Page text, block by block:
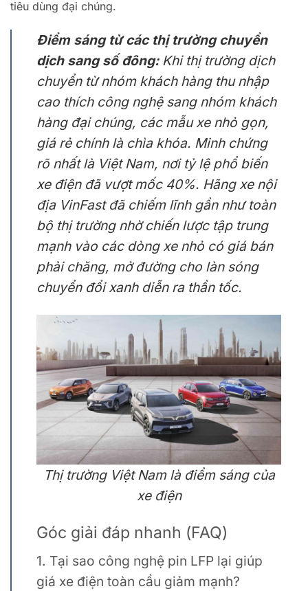
tiêu dùng đại chúng.
Điểm sáng từ các thị trường chuyển
dịch sang số đông:Khi thị trường dịch
chuyển từ nhóm khách hàng thu nhập
cao thích công nghệ sang nhóm khách
hàng đại chúng, các mẫu xe nhỏ gọn,
giá rẻ chính là chìa khóa. Minh chứng
rõ nhất là Việt Nam, nơi tỷ lệ phổ biến
xe điện đã vượt mốc 40%. Hãng xe nội
địa VinFast đã chiếm lĩnh gần như toàn
bộ thị trường nhờ chiến lược tập trung
mạnh vào các dòng xe nhỏ có giá bán
phải chăng, mở đường cho làn sóng
chuyển đổi xanh diễn ra thần tốc.
Thị trường Việt Nam là điểm sáng của
xe điện
Góc giải đáp nhanh (FAQ)
1. Tại sao công nghệ pin LFP lại giúp
giá xe điện toàn cầu giảm mạnh?